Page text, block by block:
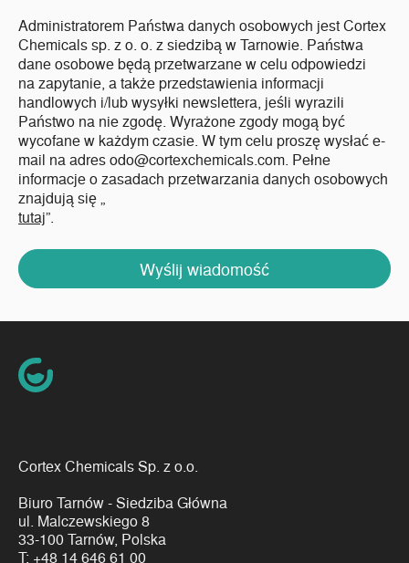
Administratorem Państwa danych osobowych jest Cortex
Chemicals sp. z o. o. z siedzibą w Tarnowie. Państwa
dane osobowe będą przetwarzane w celu odpowiedzi
na zapytanie, a także przedstawienia informacji
handlowych i/lub wysyłki newslettera, jeśli wyrazili
Państwo na nie zgodę. Wyrażone zgody mogą być
wycofane w każdym czasie. W tym celu proszę wysłać e-
mail na adres odo@cortexchemicals.com. Pełne
informacje o zasadach przetwarzania danych osobowych
znajdują się „
tutaj”.
Wyślij wiadomość
Cortex Chemicals Sp. z o.o.
Biuro Tarnów - Siedziba Główna
ul. Malczewskiego 8
33-100 Tarnów, Polska
T: +48 14 646 61 00